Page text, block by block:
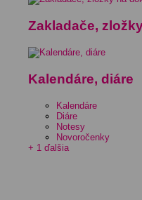
Zakladače,
Kalendáre, diáre
Kalendáre
Diáre
Notesy
Novoročenky
+ 1 ďalšia